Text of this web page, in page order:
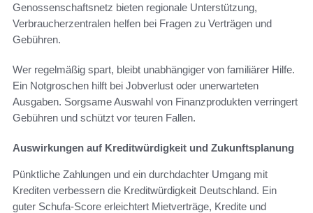
Genossenschaftsnetz bieten regionale Unterstützung,
Verbraucherzentralen helfen bei Fragen zu Verträgen und
Gebühren.
Wer regelmäßig spart, bleibt unabhängiger von familiärer Hilfe.
Ein Notgroschen hilft bei Jobverlust oder unerwarteten
Ausgaben. Sorgsame Auswahl von Finanzprodukten verringert
Gebühren und schützt vor teuren Fallen.
Auswirkungen auf Kreditwürdigkeit und Zukunftsplanung
Pünktliche Zahlungen und ein durchdachter Umgang mit
Krediten verbessern die Kreditwürdigkeit Deutschland. Ein
guter Schufa-Score erleichtert Mietverträge, Kredite und